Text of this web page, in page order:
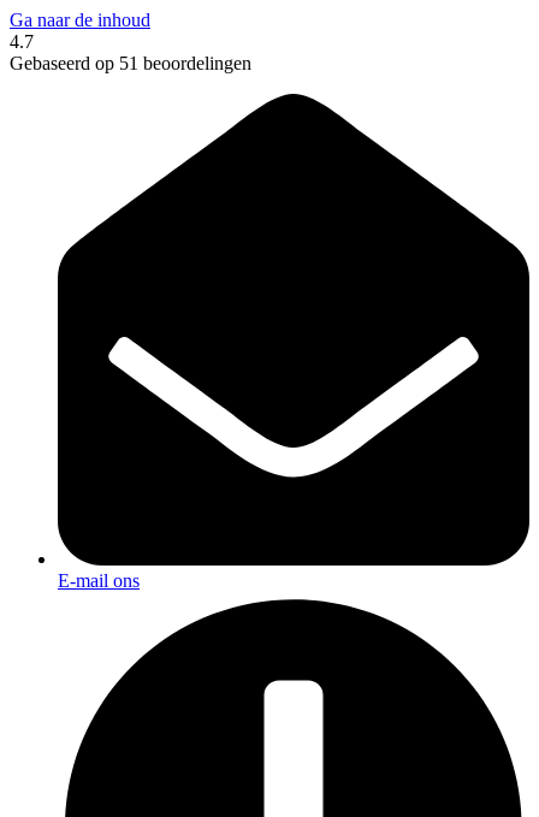
Ga naar de inhoud
4.7
Gebaseerd op 51 beoordelingen
E-mail ons